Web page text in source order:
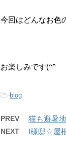
今回はどんなお色
お楽しみです(^^ゞ
-blog
PREV 猫も避暑
NEXT I様邸☆屋